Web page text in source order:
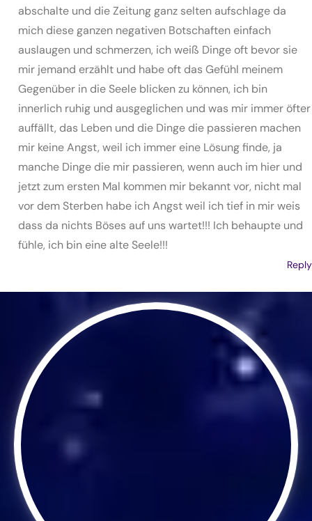
abschalte und die Zeitung ganz selten aufschlage da
mich diese ganzen negativen Botschaften einfach
auslaugen und schmerzen, ich weiß Dinge oft bevor sie
mir jemand erzählt und habe oft das Gefühl meinem
Gegenüber in die Seele blicken zu können, ich bin
innerlich ruhig und ausgeglichen und was mir immer öfter
auffällt, das Leben und die Dinge die passieren machen
mir keine Angst, weil ich immer eine Lösung finde, ja
manche Dinge die mir passieren, wenn auch im hier und
jetzt zum ersten Mal kommen mir bekannt vor, nicht mal
vor dem Sterben habe ich Angst weil ich tief in mir weis
dass da nichts Böses auf uns wartet!!! Ich behaupte und
fühle, ich bin eine alte Seele!!!
Reply